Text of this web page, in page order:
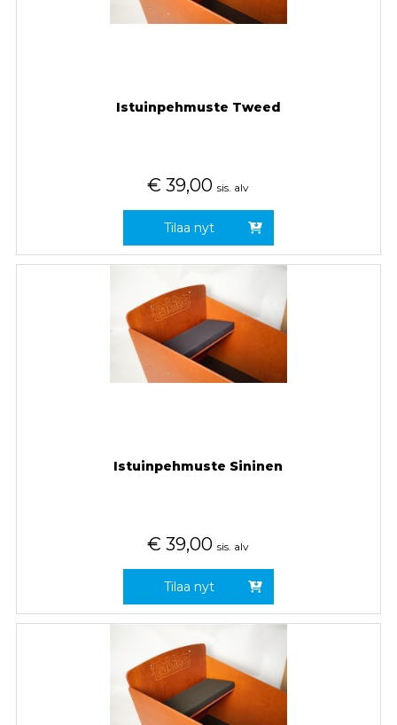
Istuinpehmuste Tweed
€ 39,00 sis. alv
Tilaa nyt
Istuinpehmuste Sininen
€ 39,00 sis. alv
Tilaa nyt